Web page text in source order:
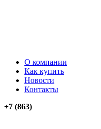
О компании
Как купить
Новости
Контакты
+7 (863)